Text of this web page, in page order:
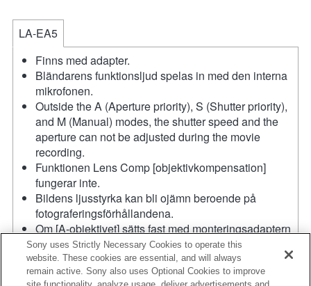
LA-EA5
Finns med adapter.
Bländarens funktionsljud spelas in med den interna
mikrofonen.
Outside the A (Aperture priority), S (Shutter priority),
and M (Manual) modes, the shutter speed and the
aperture can not be adjusted during the movie
recording.
Funktionen Lens Comp [objektivkompensation]
fungerar inte.
Bildens ljusstyrka kan bli ojämn beroende på
fotograferingsförhållandena.
Om [A-objektivet] sätts fast med monteringsadaptern
fungerar inte funktionen MF Assist automatiskt när du
vrider på fokusringen. Du kan förstora bilden genom
att välja funktionen Focus Magnifier [Fokusförstoring]
Sony uses Strictly Necessary Cookies to operate this
website. These cookies are essential, and will always
remain active. Sony also uses Optional Cookies to improve